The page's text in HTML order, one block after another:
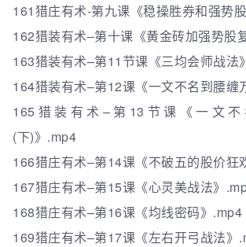
161猎庄有术-第九课《稳操胜券和强势
162猎装有术–第十课《黄金砖加强势股
163猎装有术–第11节课《三均会师战法
164猎装有术–第12课《一文不名到腰缠
165猎装有术–第13节课《一文
(下)》.mp4
166猎庄有术–第14课《不破五的股价狂
167猎庄有术–第15课《心灵美战法》
168猎庄有术–第16课《均线密码》.mp4
169猎庄有术–第17课《左右开弓战法》